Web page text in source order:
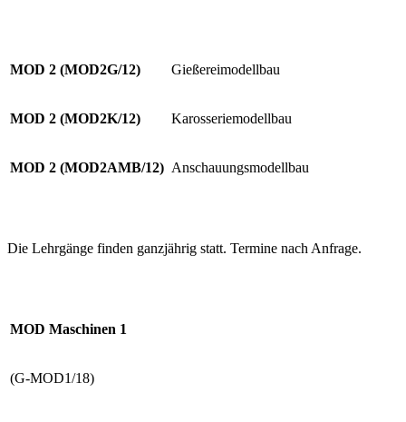
MOD 2 (MOD2G/12) Gießereimodellbau
MOD 2 (MOD2K/12) Karosseriemodellbau
MOD 2 (MOD2AMB/12) Anschauungsmodellbau
Die Lehrgänge finden ganzjährig statt. Termine nach Anfrage.
MOD Maschinen 1
(G-MOD1/18)